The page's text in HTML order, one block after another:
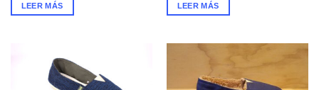
LEER MÁS LEER MÁS